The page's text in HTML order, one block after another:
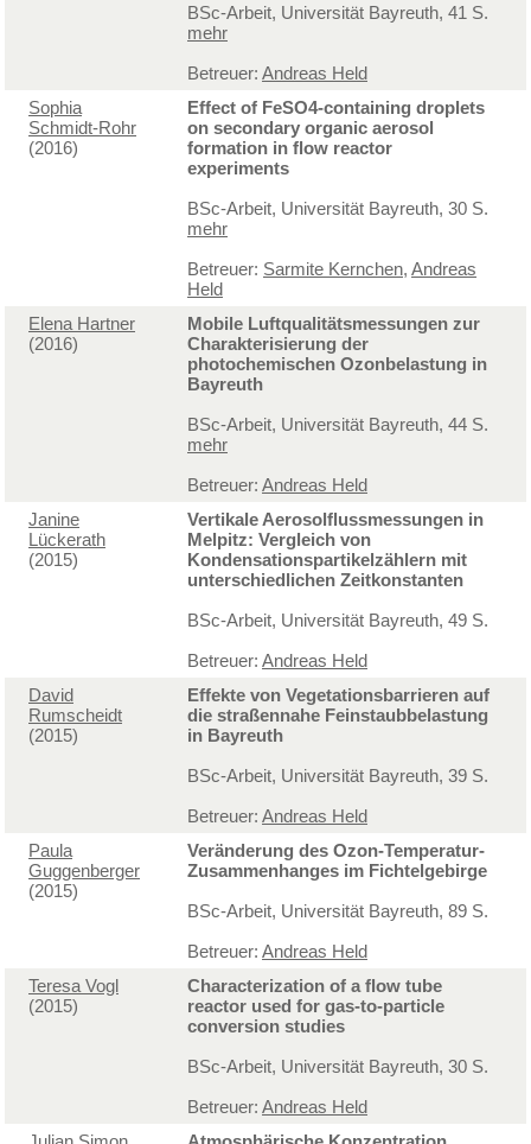
BSc-Arbeit, Universität Bayreuth, 41 S.
mehr
Betreuer: Andreas Held
Sophia
Schmidt-Rohr
(2016)
Effect of FeSO4-containing droplets
on secondary organic aerosol
formation in flow reactor
experiments
BSc-Arbeit, Universität Bayreuth, 30 S.
mehr
Betreuer: Sarmite Kernchen, Andreas
Held
Elena Hartner
(2016)
Mobile Luftqualitätsmessungen zur
Charakterisierung der
photochemischen Ozonbelastung in
Bayreuth
BSc-Arbeit, Universität Bayreuth, 44 S.
mehr
Betreuer: Andreas Held
Janine
Lückerath
(2015)
Vertikale Aerosolflussmessungen in
Melpitz: Vergleich von
Kondensationspartikelzählern mit
unterschiedlichen Zeitkonstanten
BSc-Arbeit, Universität Bayreuth, 49 S.
Betreuer: Andreas Held
David
Rumscheidt
(2015)
Effekte von Vegetationsbarrieren auf
die straßennahe Feinstaubbelastung
in Bayreuth
BSc-Arbeit, Universität Bayreuth, 39 S.
Betreuer: Andreas Held
Paula
Guggenberger
(2015)
Veränderung des Ozon-Temperatur-
Zusammenhanges im Fichtelgebirge
BSc-Arbeit, Universität Bayreuth, 89 S.
Betreuer: Andreas Held
Teresa Vogl
(2015)
Characterization of a flow tube
reactor used for gas-to-particle
conversion studies
BSc-Arbeit, Universität Bayreuth, 30 S.
Betreuer: Andreas Held